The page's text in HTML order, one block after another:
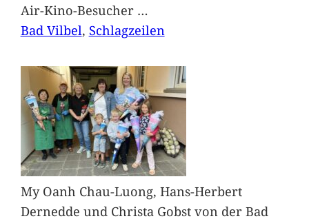
Air-Kino-Besucher …
Bad Vilbel, Schlagzeilen
My Oanh Chau-Luong, Hans-Herbert
Dernedde und Christa Gobst von der Bad